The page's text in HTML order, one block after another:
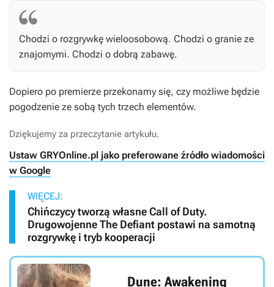
Chodzi o rozgrywkę wieloosobową. Chodzi o granie ze
znajomymi. Chodzi o dobrą zabawę.
Dopiero po premierze przekonamy się, czy możliwe będzie
pogodzenie ze sobą tych trzech elementów.
Dziękujemy za przeczytanie artykułu.
Ustaw GRYOnline.pl jako preferowane źródło wiadomości
w Google
WIĘCEJ:
Chińczycy tworzą własne Call of Duty.
Drugowojenne The Defiant postawi na samotną
rozgrywkę i tryb kooperacji
Dune: Awakening